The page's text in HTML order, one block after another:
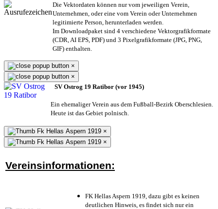
Die Vektordaten können nur vom jeweiligen Verein,
Unternehmen, oder eine vom Verein oder Unternehmen
legitimierte Person, herunterladen werden.
Im Downloadpaket sind 4 verschiedene Vektorgrafikformate
(CDR, AI EPS, PDF) und 3 Pixelgrafikformate (JPG, PNG,
GIF) enthalten.
×
×
SV Ostrog 19 Ratibor (vor 1945)
Ein ehemaliger Verein aus dem Fußball-Bezirk Oberschlesien.
Heute ist das Gebiet polnisch.
×
×
Vereinsinformationen:
FK Hellas Aspern 1919, dazu gibt es keinen
deutlichen Hinweis, es findet sich nur ein